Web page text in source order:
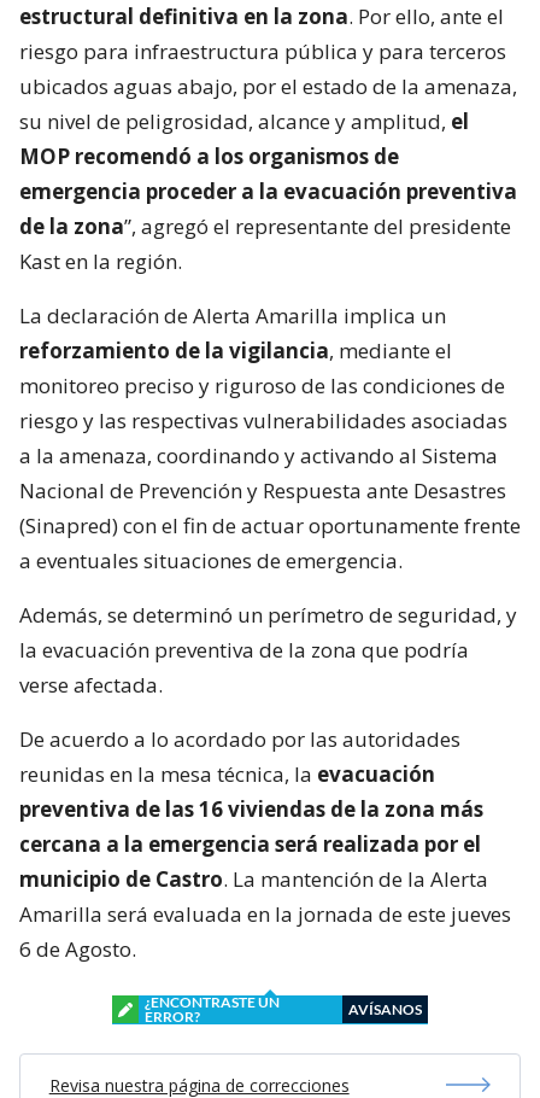
estructural definitiva en la zona. Por ello, ante el
riesgo para infraestructura pública y para terceros
ubicados aguas abajo, por el estado de la amenaza,
su nivel de peligrosidad, alcance y amplitud, el
MOP recomendó a los organismos de
emergencia proceder a la evacuación preventiva
de la zona”, agregó el representante del presidente
Kast en la región.
La declaración de Alerta Amarilla implica un
reforzamiento de la vigilancia, mediante el
monitoreo preciso y riguroso de las condiciones de
riesgo y las respectivas vulnerabilidades asociadas
a la amenaza, coordinando y activando al Sistema
Nacional de Prevención y Respuesta ante Desastres
(Sinapred) con el fin de actuar oportunamente frente
a eventuales situaciones de emergencia.
Además, se determinó un perímetro de seguridad, y
la evacuación preventiva de la zona que podría
verse afectada.
De acuerdo a lo acordado por las autoridades
reunidas en la mesa técnica, la evacuación
preventiva de las 16 viviendas de la zona más
cercana a la emergencia será realizada por el
municipio de Castro. La mantención de la Alerta
Amarilla será evaluada en la jornada de este jueves
6 de Agosto.
¿ENCONTRASTE UN
ERROR?
AVÍSANOS
Revisa nuestra página de correcciones